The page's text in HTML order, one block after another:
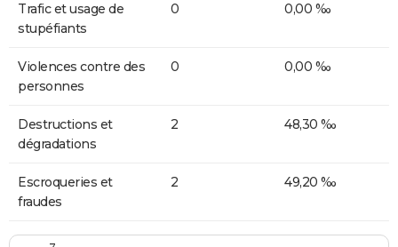
Trafic et usage de
stupéfiants
0 0,00 ‰
Violences contre des
personnes
0 0,00 ‰
Destructions et
dégradations
2 48,30 ‰
Escroqueries et
fraudes
2 49,20 ‰